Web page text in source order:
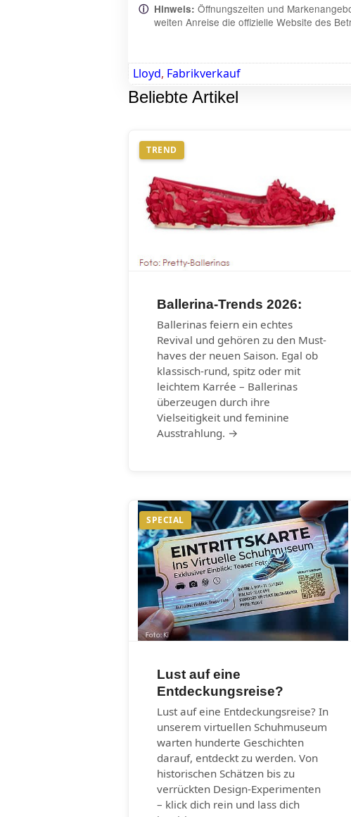
ⓘ Hinweis: Öffnungszeiten und
weiten Anreise die offizielle Website des
Lloyd, Fabrikverkauf
Beliebte Artikel
TREND
Ballerina-Trends 2026:
Ballerinas feiern ein echtes
Revival und gehören zu den Must-
haves der neuen Saison. Egal ob
klassisch-rund, spitz oder mit
leichtem Karrée – Ballerinas
überzeugen durch ihre
Vielseitigkeit und feminine
Ausstrahlung. →
SPECIAL
Lust auf eine
Entdeckungsreise?
Lust auf eine Entdeckungsreise? In
unserem virtuellen Schuhmuseum
warten hunderte Geschichten
darauf, entdeckt zu werden. Von
historischen Schätzen bis zu
verrückten Design-Experimenten
– klick dich rein und lass dich